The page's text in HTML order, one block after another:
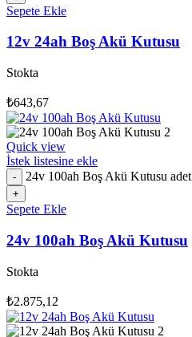
Sepete Ekle
12v 24ah Boş Akü Kutusu
Stokta
₺643,67
Quick view
İstek listesine ekle
24v 100ah Boş Akü Kutusu adet
Sepete Ekle
24v 100ah Boş Akü Kutusu
Stokta
₺2.875,12